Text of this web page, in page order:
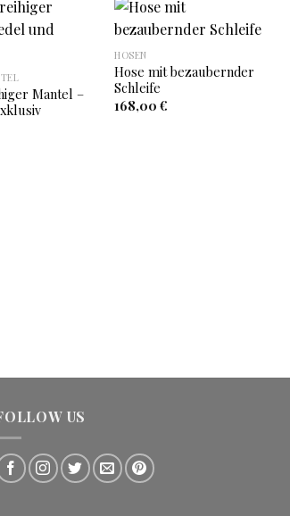
Wunschliste
Mantel –
Auf
die
HOSEN
Hose mit bezaubernder
Schleife
168,00€
US